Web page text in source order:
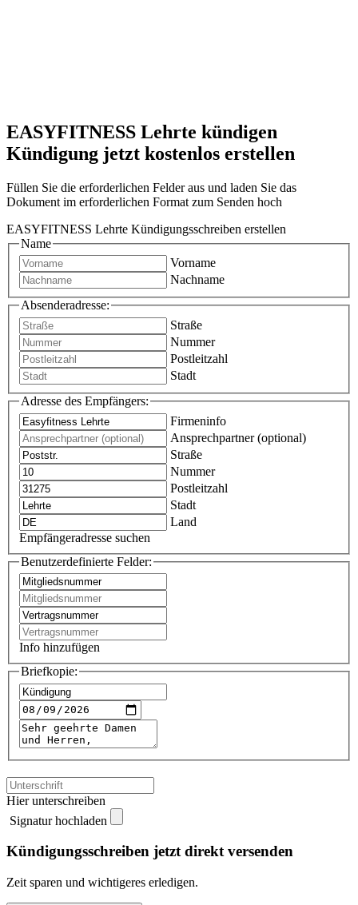
EASYFITNESS Lehrte kündigen
Kündigung jetzt kostenlos erstellen
Füllen Sie die erforderlichen Felder aus und laden Sie das
Dokument im erforderlichen Format zum Senden hoch
EASYFITNESS Lehrte Kündigungsschreiben erstellen
Name
Vorname
Nachname
Absenderadresse:
Straße
Nummer
Postleitzahl
Stadt
Adresse des Empfängers:
Firmeninfo
Ansprechpartner (optional)
Straße
Nummer
Postleitzahl
Stadt
Land
Empfängeradresse suchen
Benutzerdefinierte Felder:
Info hinzufügen
Briefkopie:
Hier unterschreiben
Signatur hochladen
Kündigungsschreiben jetzt direkt versenden
Zeit sparen und wichtigeres erledigen.